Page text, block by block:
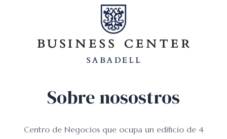
Sobre nosostros
Centro de Negocios que ocupa un edificio de 4